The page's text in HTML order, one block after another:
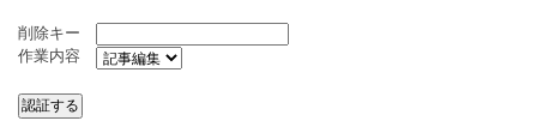
削除キー
作業内容